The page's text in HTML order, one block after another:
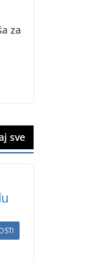
za
sve